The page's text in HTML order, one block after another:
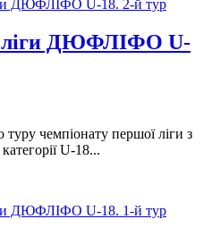
ліги ДЮФЛІФО U-
туру чемпіонату першої ліги з
U-18...